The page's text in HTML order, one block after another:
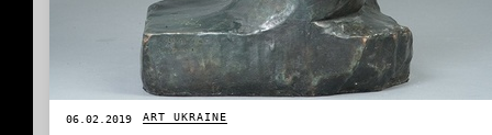
06.02.2019 ART UKRAINE